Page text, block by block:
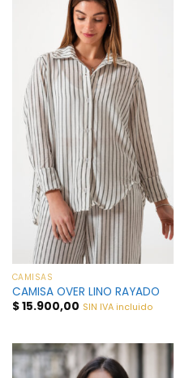
CAMISAS
CAMISA OVER LINO RAYADO
$15.900,00 SIN IVA incluido